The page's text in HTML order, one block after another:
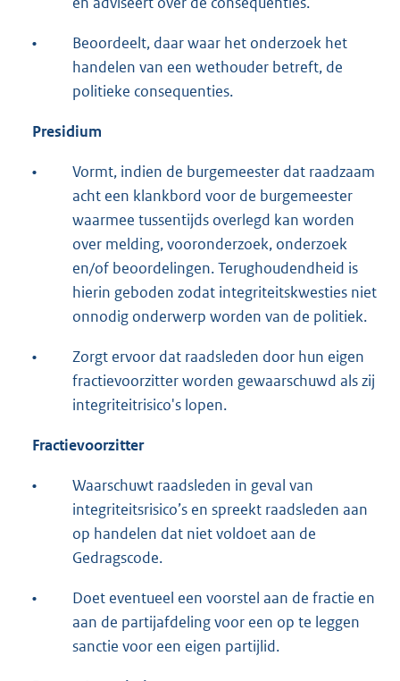
•
Beoordeelt, daar waar het onderzoek het
handelen van een wethouder betreft, de
politieke consequenties.
Presidium
•
Vormt, indien de burgemeester dat raadzaam
acht een klankbord voor de burgemeester
waarmee tussentijds overlegd kan worden
over melding, vooronderzoek, onderzoek
en/of beoordelingen. Terughoudendheid is
hierin geboden zodat integriteitskwesties niet
onnodig onderwerp worden van de politiek.
•
Zorgt ervoor dat raadsleden door hun eigen
fractievoorzitter worden gewaarschuwd als zij
integriteitrisico's lopen.
Fractievoorzitter
•
Waarschuwt raadsleden in geval van
integriteitsrisico’s en spreekt raadsleden aan
op handelen dat niet voldoet aan de
Gedragscode.
•
Doet eventueel een voorstel aan de fractie en
aan de partijafdeling voor een op te leggen
sanctie voor een eigen partijlid.